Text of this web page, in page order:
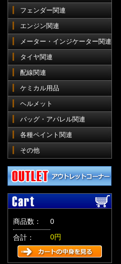
フェンダー関連
エンジン関連
メーター・インジケーター関連
タイヤ関連
配線関連
ケミカル用品
ヘルメット
バッグ・アパレル関連
各種ペイント関連
その他
商品数：
0
合計：
0円